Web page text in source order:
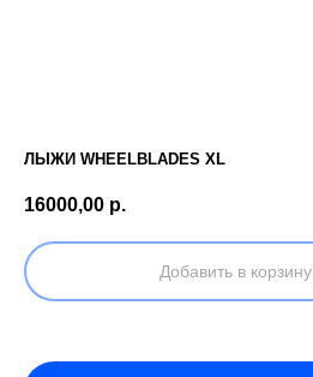
ЛЫЖИ WHEELBLADES XL
16000,00 р.
Добавить в корзину